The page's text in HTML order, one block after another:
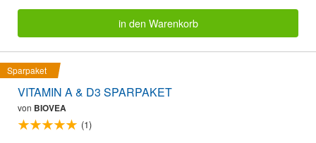
in den Warenkorb
Sparpaket
VITAMIN A & D3 SPARPAKET
von BIOVEA
(1)